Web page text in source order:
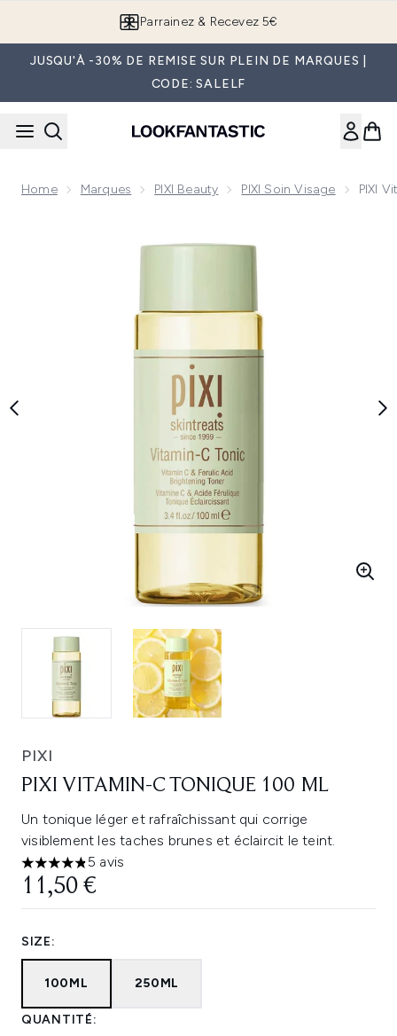
Parrainez & Recevez 5€
JUSQU'À -30% DE REMISE SUR PLEIN DE MARQUES |
CODE: SALELF
Home Marques PIXI Beauty PIXI Soin Visage PIXI
PIXI
PIXI VITAMIN-C TONIQUE 100 ML
Un tonique léger et rafraîchissant qui corrige
visiblement les taches brunes et éclaircit le teint.
4.8 étoiles sur un maximum de 5
5 avis
11,50 €
SIZE:
100ML 250ML
QUANTITÉ: